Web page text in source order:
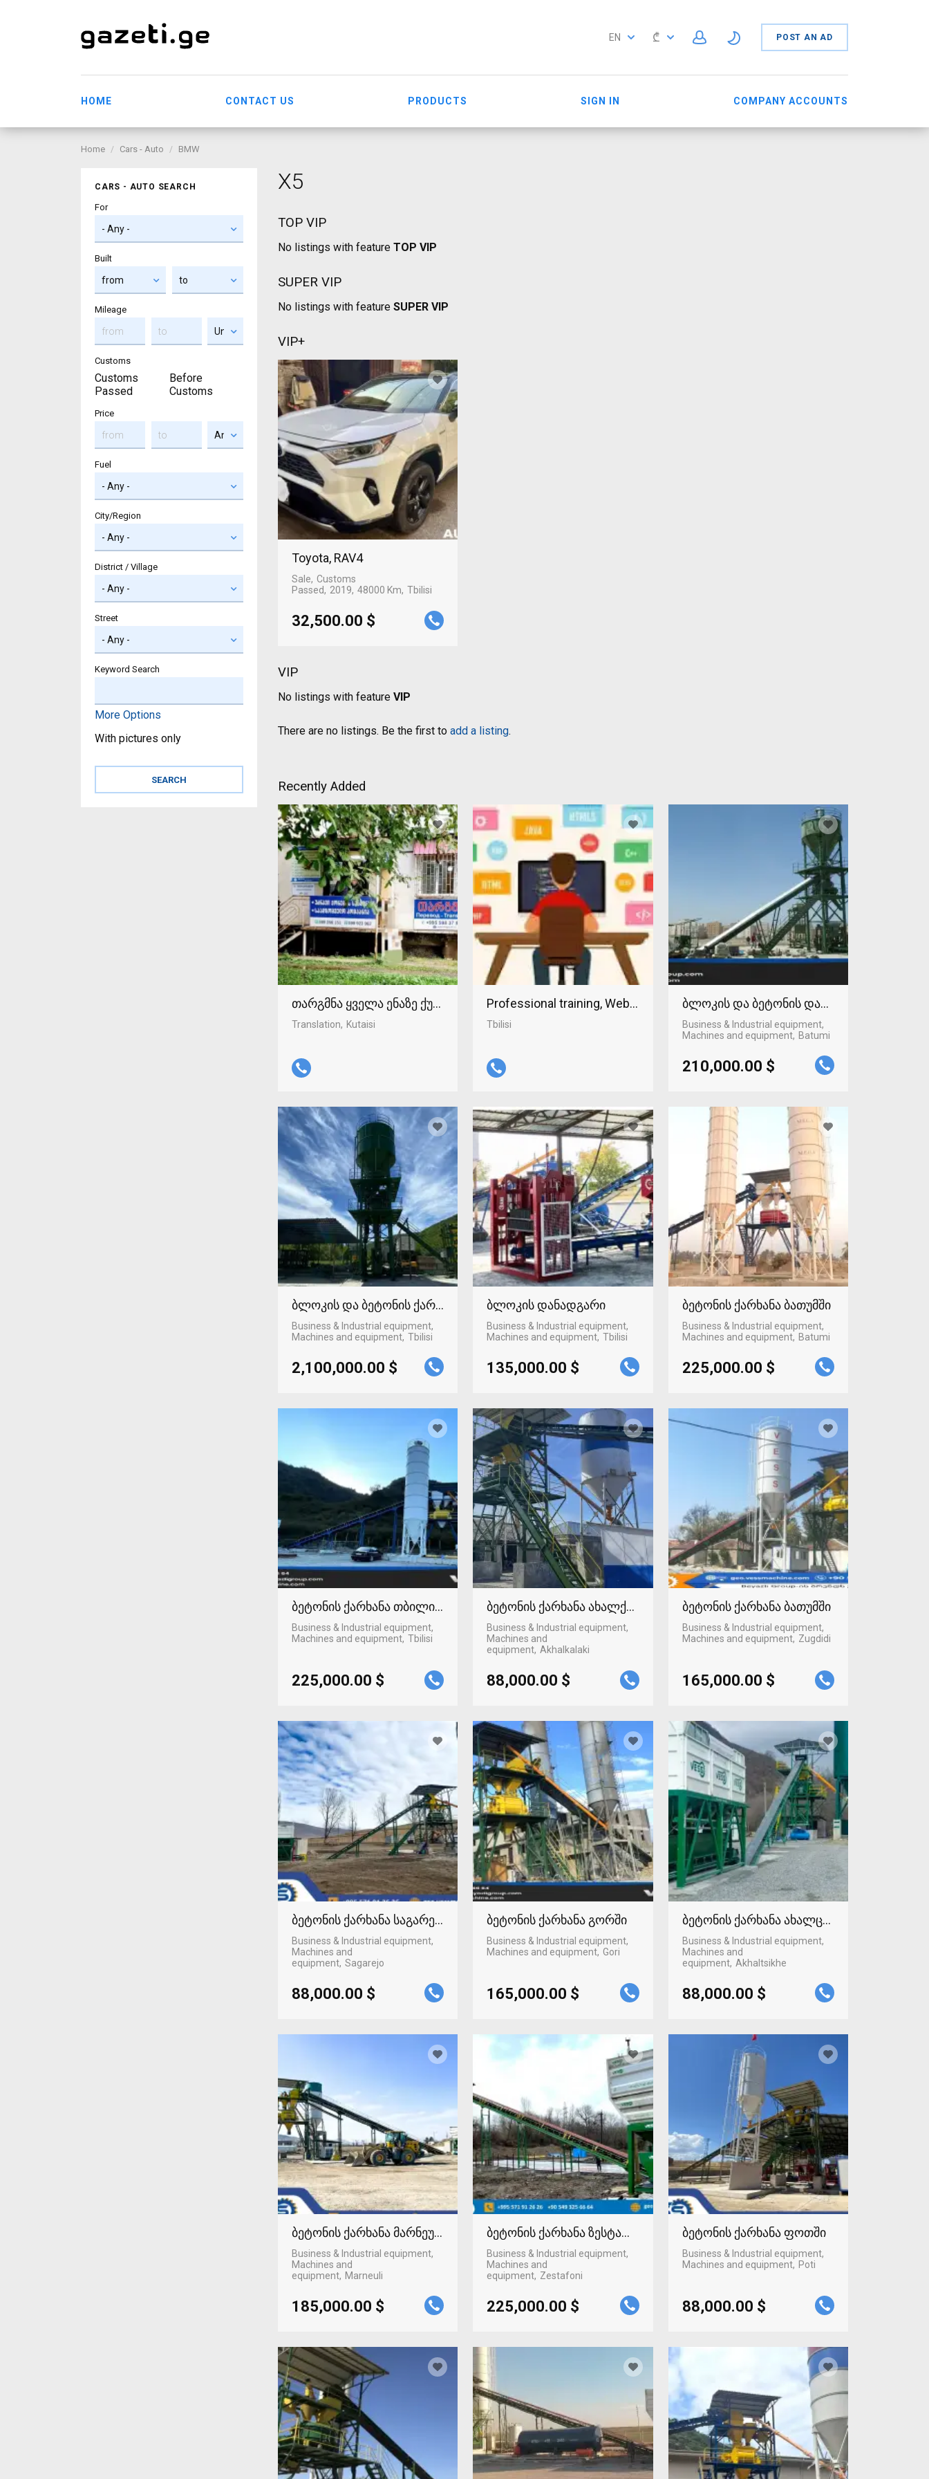
EN ₾ POST AN AD
HOME CONTACT US PRODUCTS SIGN IN COMPANY ACCOUNTS
Home Cars - Auto BMW
CARS - AUTO SEARCH
For
Built
Mileage
Customs
Customs
Passed
Before
Customs
Price
Fuel
City/Region
District / Village
Street
Keyword Search
More Options
With pictures only
X5
TOP VIP
No listings with feature TOP VIP
SUPER VIP
No listings with feature SUPER VIP
VIP+
Toyota, RAV4
Sale Customs
Passed
2019 48000 Km Tbilisi
32,500.00 $
VIP
No listings with feature VIP
There are no listings. Be the first to add a listing.
Recently Added
თარგმნა ყველა ენაზე ქუთაისში 598-37-96-93
Translation Kutaisi
Professional training, Web technologies
Tbilisi
ბლოკის და ბეტონის დანადგარი
Business & Industrial equipment,
Machines and equipment
Batumi
210,000.00 $
ბლოკის და ბეტონის ქარხანა
Business & Industrial equipment,
Machines and equipment Tbilisi
2,100,000.00 $
ბლოკის დანადგარი
Business & Industrial equipment,
Machines and equipment Tbilisi
135,000.00 $
ბეტონის ქარხანა ბათუმში
Business & Industrial equipment,
Machines and equipment
Batumi
225,000.00 $
ბეტონის ქარხანა თბილისში
Business & Industrial equipment,
Machines and equipment Tbilisi
225,000.00 $
ბეტონის ქარხანა ახალქალაქში
Business & Industrial equipment,
Machines and
equipment Akhalkalaki
88,000.00 $
ბეტონის ქარხანა ბათუმში
Business & Industrial equipment,
Machines and equipment Zugdidi
165,000.00 $
ბეტონის ქარხანა საგარეჯოში
Business & Industrial equipment,
Machines and
equipment Sagarejo
88,000.00 $
ბეტონის ქარხანა გორში
Business & Industrial equipment,
Machines and equipment Gori
165,000.00 $
ბეტონის ქარხანა ახალციხეში
Business & Industrial equipment,
Machines and
equipment Akhaltsikhe
88,000.00 $
ბეტონის ქარხანა მარნეულში
Business & Industrial equipment,
Machines and
equipment
Marneuli
185,000.00 $
ბეტონის ქარხანა ზესტაფონში
Business & Industrial equipment,
Machines and
equipment Zestafoni
225,000.00 $
ბეტონის ქარხანა ფოთში
Business & Industrial equipment,
Machines and equipment
Poti
88,000.00 $